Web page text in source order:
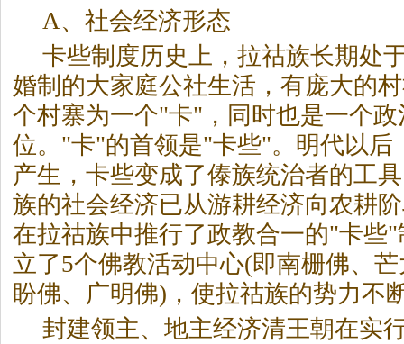
A、社会经济形态
卡些制度历史上，拉祜族长期处
婚制的大家庭公社生活，有庞大的
个村寨为一个"卡"，同时也是一个
位。"卡"的首领是"卡些"。明代以后
产生，卡些变成了傣族统治者的工
族的社会经济已从游耕经济向农耕
在拉祜族中推行了政教合一的"卡些
立了5个佛教活动中心(即南栅佛、
盼佛、广明佛)，使拉祜族的势力不
封建领主、地主经济清王朝在实